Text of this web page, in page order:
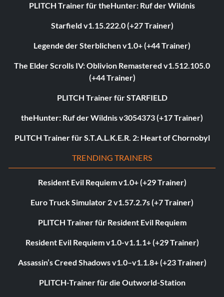
PLITCH Trainer für theHunter: Ruf der Wildnis
Starfield v1.15.222.0 (+27 Trainer)
Legende der Sterblichen v1.0+ (+44 Trainer)
The Elder Scrolls IV: Oblivion Remastered v1.512.105.0
(+44 Trainer)
PLITCH Trainer für STARFIELD
theHunter: Ruf der Wildnis v3054373 (+17 Trainer)
PLITCH Trainer für S.T.A.L.K.E.R. 2: Heart of Chornobyl
TRENDING TRAINERS
Resident Evil Requiem v1.0+ (+29 Trainer)
Euro Truck Simulator 2 v1.57.2.7s (+7 Trainer)
PLITCH Trainer für Resident Evil Requiem
Resident Evil Requiem v1.0-v1.1.1+ (+29 Trainer)
Assassin’s Creed Shadows v1.0–v1.1.8+ (+23 Trainer)
PLITCH-Trainer für die Outworld-Station